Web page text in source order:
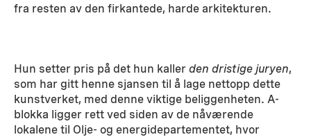
fra resten av den firkantede, harde arkitekturen.
Hun setter pris på det hun kallerden dristige juryen,
som har gitt henne sjansen til å lage nettopp dette
kunstverket, med denne viktige beliggenheten. A-
blokka ligger rett ved siden av de nåværende
lokalene til Olje- og energidepartementet, hvor